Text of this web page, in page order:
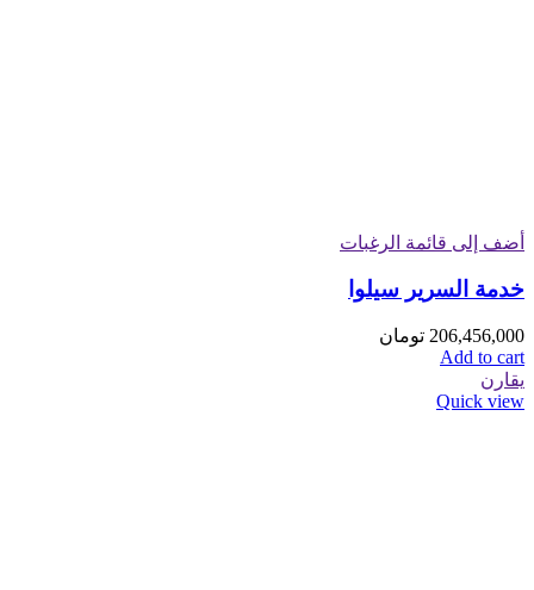
أضف إلى قائمة الرغبات
خدمة السرير سیلوا
206,456,000 تومان
Add to cart
يقارن
Quick view